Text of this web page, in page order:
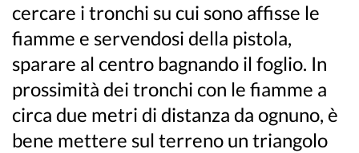
cercare i tronchi su cui sono affisse le
fiamme e servendosi della pistola,
sparare al centro bagnando il foglio. In
prossimità dei tronchi con le fiamme a
circa due metri di distanza da ognuno, è
bene mettere sul terreno un triangolo